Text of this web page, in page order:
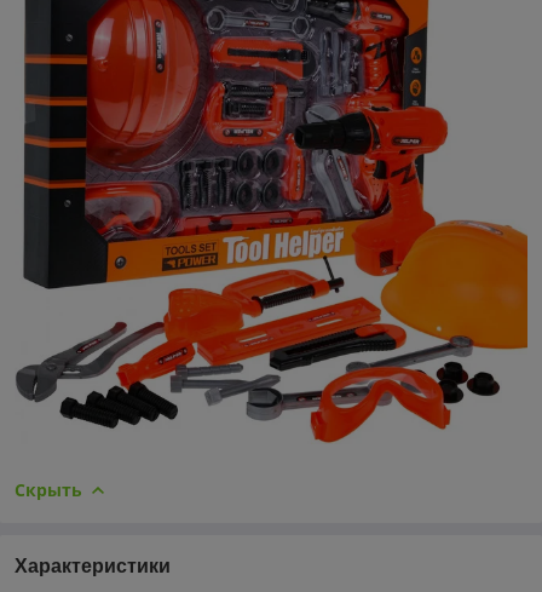
Скрыть
Характеристики